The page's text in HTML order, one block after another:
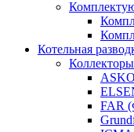
Котельная
FAR